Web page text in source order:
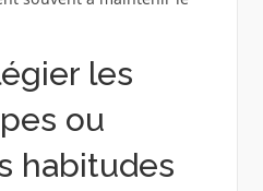
les
ou
habitudes